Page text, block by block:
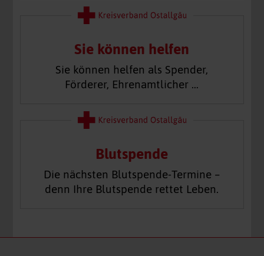
Sie können helfen
Sie können helfen als Spender,
Förderer, Ehrenamtlicher …
Blutspende
Die nächsten Blutspende-Termine –
denn Ihre Blutspende rettet Leben.